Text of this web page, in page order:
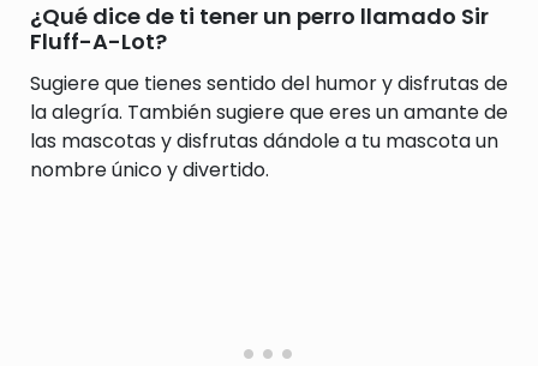
¿Qué dice de ti tener un perro llamado Sir
Fluff-A-Lot?
Sugiere que tienes sentido del humor y disfrutas de
la alegría. También sugiere que eres un amante de
las mascotas y disfrutas dándole a tu mascota un
nombre único y divertido.